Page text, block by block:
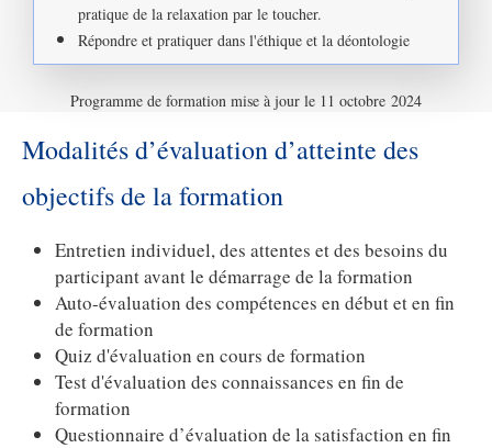
pratique de la relaxation par le toucher.
Répondre et pratiquer dans l'éthique et la déontologie
Programme de formation mise à jour le 11 octobre 2024
Modalités d’évaluation d’atteinte des
objectifs de la formation
Entretien individuel, des attentes et des besoins du
participant avant le démarrage de la formation
Auto-évaluation des compétences en début et en fin
de formation
Quiz d'évaluation en cours de formation
Test d'évaluation des connaissances en fin de
formation
Questionnaire d’évaluation de la satisfaction en fin